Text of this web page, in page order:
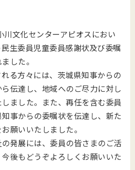
川文化センターアピオスにおい
生委員児童委員感謝状及び委嘱
した。
る方々には、茨城県知事からの
伝達し、地域へのご尽力に対し
ました。また、再任を含む委員
事からの委嘱状を伝達し、新た
願いいたしました。
発展には、委員の皆さまのご活
後もどうぞよろしくお願いいた